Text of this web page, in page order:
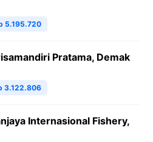
5.195.720
Pratama, Demak
3.122.806
Internasional Fishery,